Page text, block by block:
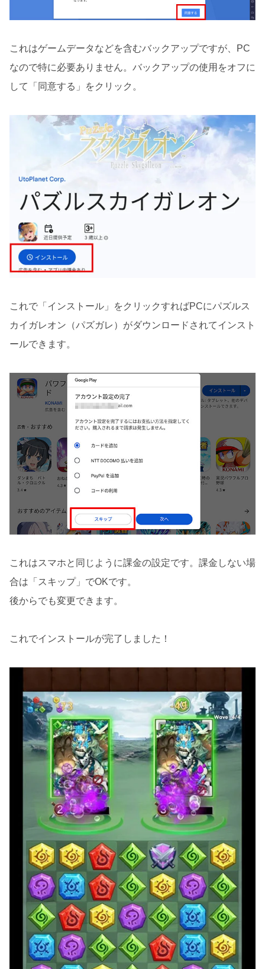
これはゲームデータなどを含むバックアップですが、PC
なので特に必要ありません。バックアップの使用をオフに
して「同意する」をクリック。
これで「インストール」をクリックすればPCにパズルス
カイガレオン（パズガレ）がダウンロードされてインスト
ールできます。
これはスマホと同じように課金の設定です。課金しない場
合は「スキップ」でOKです。
後からでも変更できます。
これでインストールが完了しました！